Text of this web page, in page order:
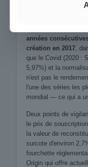
SCPI qui comprend
années
création en 2017,
que le Covid (2020 :
5,97%) et la
n'est pas le
l'une des séries les
mondial — ce qui a
Deux points de
le prix de
la valeur de
surcote d'environ
fourchette
Origin qui offre